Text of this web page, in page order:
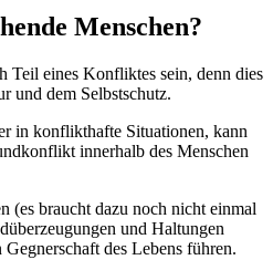
Menschen?
eines Konfliktes sein, denn dies
und dem Selbstschutz.
in konflikthafte Situationen, kann
innerhalb des Menschen
(es braucht dazu noch nicht einmal
und Haltungen
des Lebens führen.